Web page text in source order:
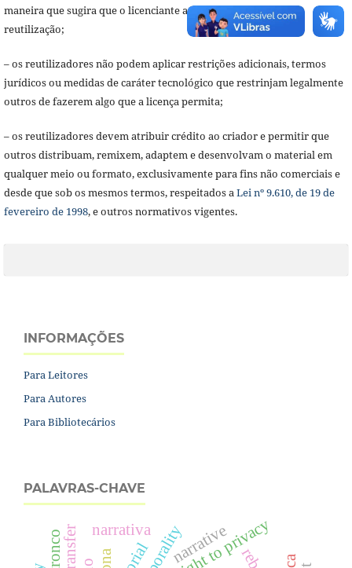
maneira que sugira que o licenciante apoia o reutilizador ou a
reutilização;
– os reutilizadores não podem aplicar restrições adicionais, termos
jurídicos ou medidas de caráter tecnológico que restrinjam legalmente
outros de fazerem algo que a licença permita;
– os reutilizadores devem atribuir crédito ao criador e permitir que
outros distribuam, remixem, adaptem e desenvolvam o material em
qualquer meio ou formato, exclusivamente para fins não comerciais e
desde que sob os mesmos termos, respeitados aLei nº 9.610, de 19 de
fevereiro de 1998, e outros normativos vigentes.
INFORMAÇÕES
Para Leitores
Para Autores
Para Bibliotecários
PALAVRAS-CHAVE
right to privacy
narrative
narrativa